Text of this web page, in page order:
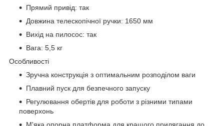
Прямий привід: так
Довжина телескопічної ручки: 1650 мм
Вихід на пилосос: так
Вага: 5,5 кг
Особливості
Зручна конструкція з оптимальним розподілом ваги
Плавний пуск для безпечного запуску
Регулювання обертів для роботи з різними типами
поверхонь
М'яка опорна платформа для кращого прилягання до